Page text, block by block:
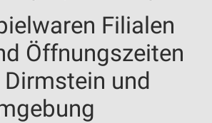
Filialen
Öffnungszeiten
Dirmstein und